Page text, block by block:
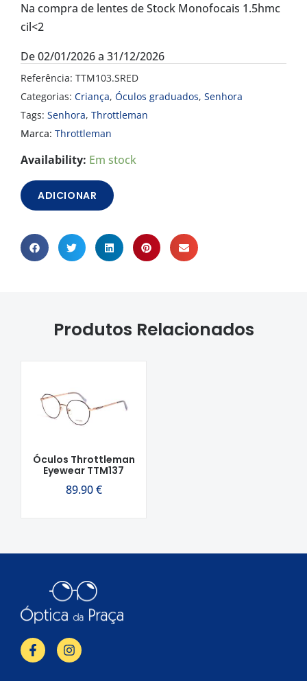
Na compra de lentes de Stock Monofocais 1.5hmc
cil<2
De 02/01/2026 a 31/12/2026
Referência: TTM103.SRED
Categorias: Criança, Óculos graduados, Senhora
Tags: Senhora, Throttleman
Marca: Throttleman
Availability: Em stock
Quantidade
de
Óculos
Throttleman
Eyewear
TTM103
ADICIONAR
Produtos Relacionados
Óculos Throttleman
Eyewear TTM137
89.90€
F
a
c
I
n
s